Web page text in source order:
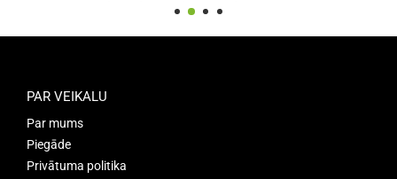
PAR VEIKALU
Par mums
Piegāde
Privātuma politika